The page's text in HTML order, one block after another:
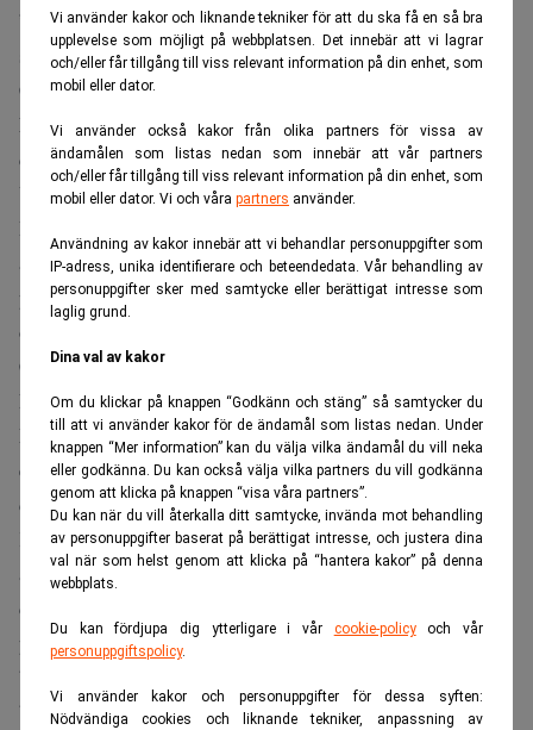
Vi använder kakor och liknande tekniker för att du ska få en så bra
upplevelse som möjligt på webbplatsen. Det innebär att vi lagrar
och/eller får tillgång till viss relevant information på din enhet, som
mobil eller dator.
Vi använder också kakor från olika partners för vissa av
ändamålen som listas nedan som innebär att vår partners
och/eller får tillgång till viss relevant information på din enhet, som
mobil eller dator. Vi och våra partners använder.
Användning av kakor innebär att vi behandlar personuppgifter som
IP-adress, unika identifierare och beteendedata. Vår behandling av
personuppgifter sker med samtycke eller berättigat intresse som
laglig grund.
Dina val av kakor
Om du klickar på knappen “Godkänn och stäng” så samtycker du
till att vi använder kakor för de ändamål som listas nedan. Under
knappen “Mer information” kan du välja vilka ändamål du vill neka
eller godkänna. Du kan också välja vilka partners du vill godkänna
genom att klicka på knappen “visa våra partners”.
Du kan när du vill återkalla ditt samtycke, invända mot behandling
av personuppgifter baserat på berättigat intresse, och justera dina
val när som helst genom att klicka på “hantera kakor” på denna
webbplats.
Du kan fördjupa dig ytterligare i vår cookie-policyoch vår
personuppgiftspolicy.
Vi använder kakor och personuppgifter för dessa syften:
Nödvändiga cookies och liknande tekniker, anpassning av
”Det är svårt att hitta värden när alla föredrar att spela”,
säger Berkshire Hathaways ordförande i en intervju med
CNBC:sBecky Quick
Missa inte:Buffetts indikator på rekordnivå – så illa har
det aldrig sett ut förut. Realtid
Uttalandet är en fortsättning på den kritik 95-åriga Warren
Buffett framförde tidigare i år. I maj liknade Buffett
aktiemarknaden vid ”en kyrka med ett kasino intill”, och
pekade särskilt ut den kraftiga ökningen av handeln med
optioner med en dags löptid som renodlat spelande, enligt
CNBC.
Marknaden bara ökar i värde
Marknaden har under året stigit till nya rekordnivåer trots
en rad orosmoln, däribland den energichock som följt av
det pågående kriget med Iran.
Kritiker menar att spekulationen är särskilt påtaglig i
aktier kopplade till utbyggnaden av artificiell intelligens,
där optioner och hävstångsprodukter i form av ETF:er spär
på rörelserna. Småsparare har i stor skala sökt sig till
bolag som minneschiptillverkaren Micron och den nyligen
börsnoterade rymdkoncernen SpaceX.